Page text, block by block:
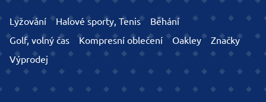
Lyžování Halové sporty, Tenis
Běhání
Golf, volný čas
Kompresní oblečení Oakley
Značky
Výprodej